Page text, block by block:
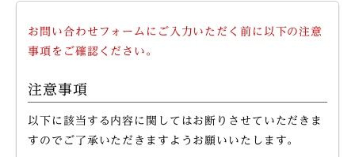
お問い合わせフォームにご入力いただく前に以下の注意
事項をご確認ください。
注意事項
以下に該当する内容に関してはお断りさせていただきま
すのでご了承いただきますようお願いいたします。